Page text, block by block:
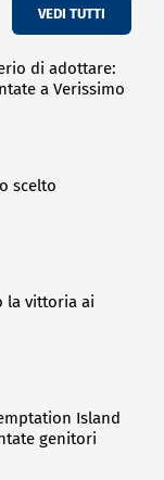
VEDI TUTTI
di adottare:
a Verissimo
scelto
la vittoria ai
Island
genitori